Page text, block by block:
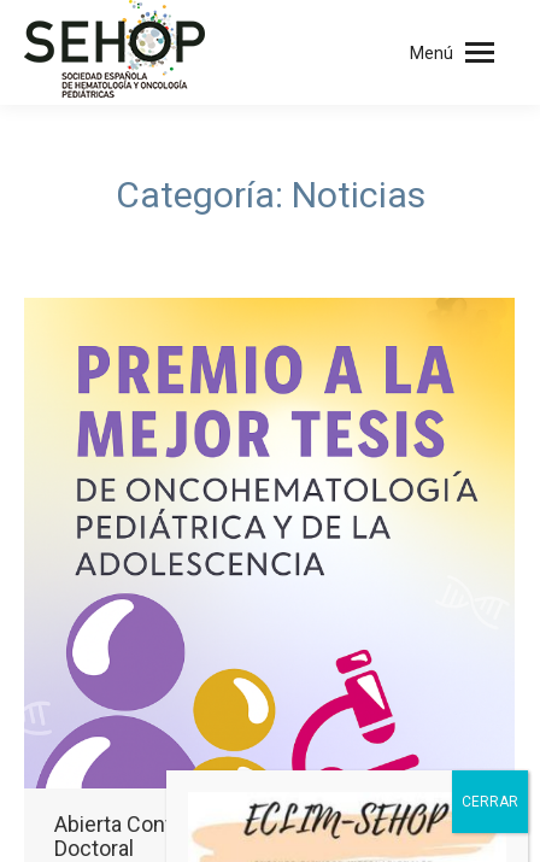
Menú
Categoría: Noticias
Abierta Convocatoria Premio a Mejor Tesis
Doctoral